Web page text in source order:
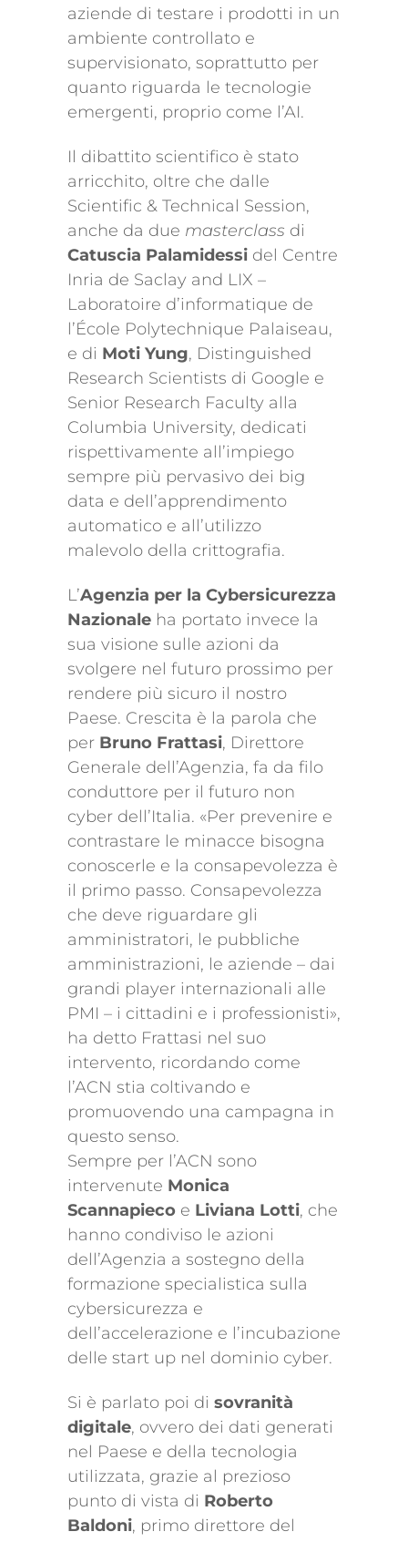
aziende di testare i prodotti in un
ambiente controllato e
supervisionato, soprattutto per
quanto riguarda le tecnologie
emergenti, proprio come l’AI.
Il dibattito scientifico è stato
arricchito, oltre che dalle
Scientific & Technical Session,
anche da due masterclass di
Catuscia Palamidessi del Centre
Inria de Saclay and LIX –
Laboratoire d’informatique de
l’École Polytechnique Palaiseau,
e di Moti Yung, Distinguished
Research Scientists di Google e
Senior Research Faculty alla
Columbia University, dedicati
rispettivamente all’impiego
sempre più pervasivo dei big
data e dell’apprendimento
automatico e all’utilizzo
malevolo della crittografia.
L’Agenzia per la Cybersicurezza
Nazionale ha portato invece la
sua visione sulle azioni da
svolgere nel futuro prossimo per
rendere più sicuro il nostro
Paese. Crescita è la parola che
per Bruno Frattasi, Direttore
Generale dell’Agenzia, fa da filo
conduttore per il futuro non
cyber dell’Italia. «Per prevenire e
contrastare le minacce bisogna
conoscerle e la consapevolezza è
il primo passo. Consapevolezza
che deve riguardare gli
amministratori, le pubbliche
amministrazioni, le aziende – dai
grandi player internazionali alle
PMI – i cittadini e i professionisti»,
ha detto Frattasi nel suo
intervento, ricordando come
l’ACN stia coltivando e
promuovendo una campagna in
questo senso.
Sempre per l’ACN sono
intervenute Monica
Scannapieco e Liviana Lotti, che
hanno condiviso le azioni
dell’Agenzia a sostegno della
formazione specialistica sulla
cybersicurezza e
dell’accelerazione e l’incubazione
delle start up nel dominio cyber.
Si è parlato poi di sovranità
digitale, ovvero dei dati generati
nel Paese e della tecnologia
utilizzata, grazie al prezioso
punto di vista di Roberto
Baldoni, primo direttore del